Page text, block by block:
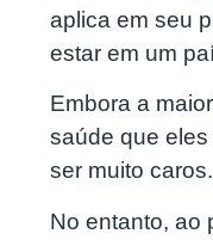
aplica em seu
estar em um
Embora a
saúde que
ser muito
No entanto, ao